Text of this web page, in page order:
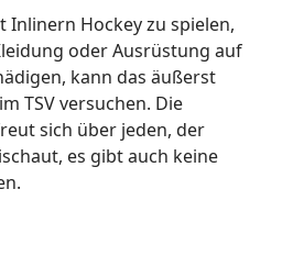
Inlinern Hockey zu spielen,
oder Ausrüstung auf
kann das äußerst
TSV versuchen. Die
sich über jeden, der
es gibt auch keine